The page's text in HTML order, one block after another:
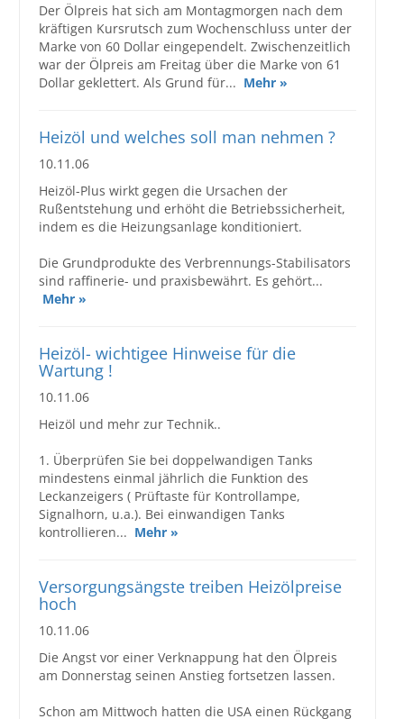
Der Ölpreis hat sich am Montagmorgen nach dem
kräftigen Kursrutsch zum Wochenschluss unter der
Marke von 60 Dollar eingependelt. Zwischenzeitlich
war der Ölpreis am Freitag über die Marke von 61
Dollar geklettert. Als Grund für... Mehr »
Heizöl und welches soll man nehmen ?
10.11.06
Heizöl-Plus wirkt gegen die Ursachen der
Rußentstehung und erhöht die Betriebssicherheit,
indem es die Heizungsanlage konditioniert.
Die Grundprodukte des Verbrennungs-Stabilisators
sind raffinerie- und praxisbewährt. Es gehört...
Mehr »
Heizöl- wichtigee Hinweise für die
Wartung !
10.11.06
Heizöl und mehr zur Technik..
1. Überprüfen Sie bei doppelwandigen Tanks
mindestens einmal jährlich die Funktion des
Leckanzeigers ( Prüftaste für Kontrollampe,
Signalhorn, u.a.). Bei einwandigen Tanks
kontrollieren... Mehr »
Versorgungsängste treiben Heizölpreise
hoch
10.11.06
Die Angst vor einer Verknappung hat den Ölpreis
am Donnerstag seinen Anstieg fortsetzen lassen.
Schon am Mittwoch hatten die USA einen Rückgang